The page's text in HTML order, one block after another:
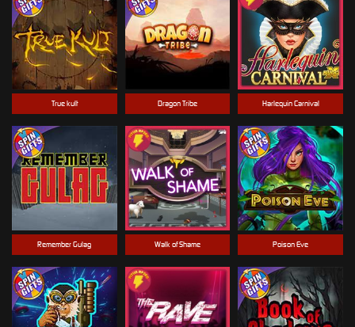
Poison Eve
Dragon Tribe Harlequin Carnival
Walk of Shame
Remember Gulag
True kult